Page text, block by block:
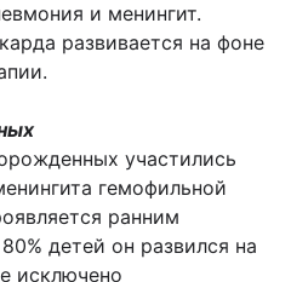
и менингит.
развивается на фоне
участились
гемофильной
ранним
детей он развился на
исключено